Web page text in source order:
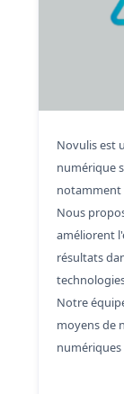
Novulis est
numérique
notamment
Nous
améliorent
résultats
Notre
moyens de
numériques